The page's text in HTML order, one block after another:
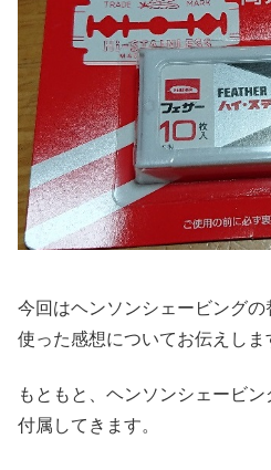
今回はヘンソンシェービング
使った感想についてお伝えしま
もともと、ヘンソンシェービ
付属してきます。